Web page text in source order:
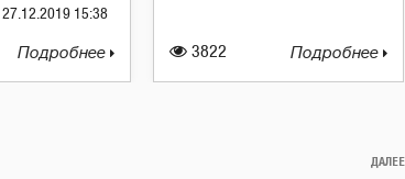
27.12.2019 15:38
Подробнее 3822 Подробнее
ДАЛЕЕ